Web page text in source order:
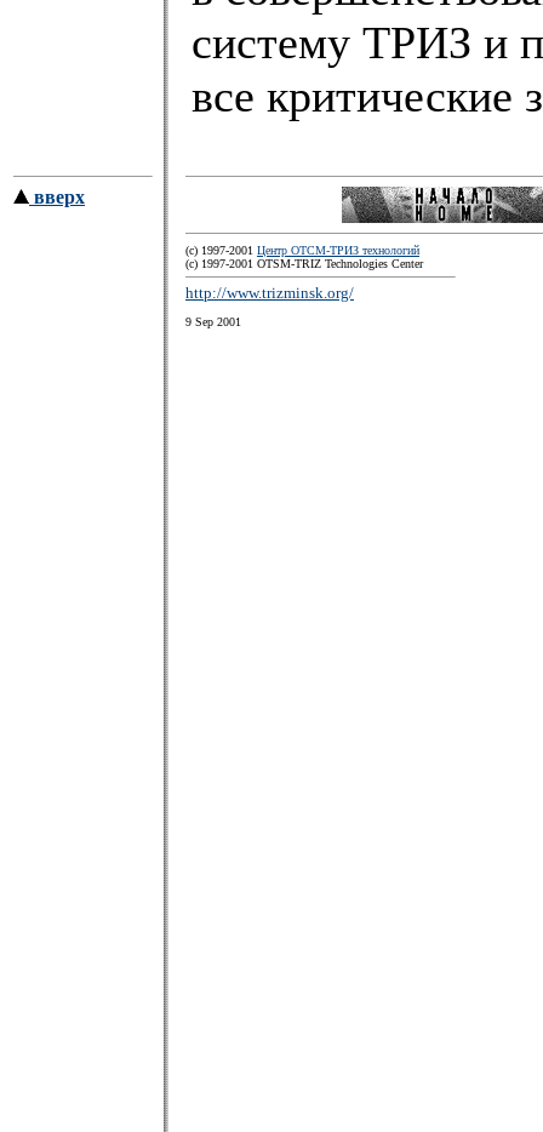
систему ТРИЗ и
все критические
вверх
(c) 1997-2001 Центр ОТСМ-ТРИЗ технологий
(с) 1997-2001 OTSM-TRIZ Technologies Center
http://www.trizminsk.org/
9 Sep 2001